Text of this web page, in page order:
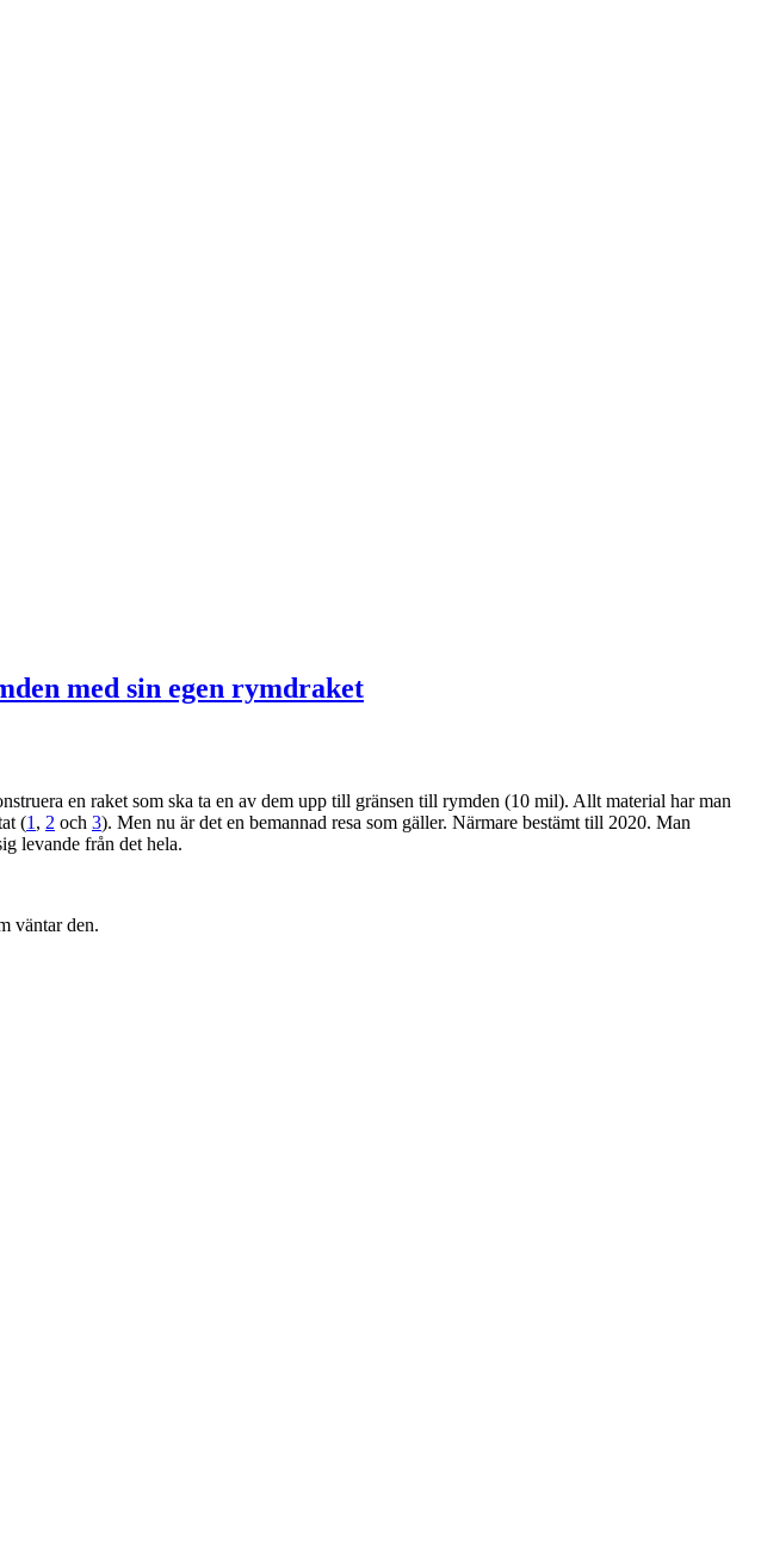
med sin egen rymdraket
en raket som ska ta en av dem upp till gränsen till rymden (10 mil). Allt material har man
(1 , 2 och 3). Men nu är det en bemannad resa som gäller. Närmare bestämt till 2020. Man
levande från det hela.
väntar den.